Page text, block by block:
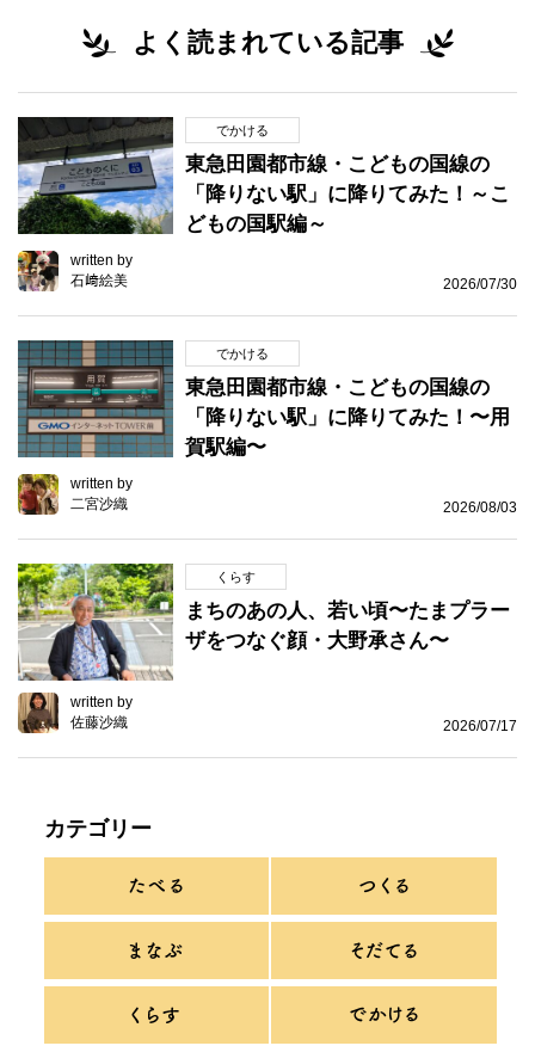
よく読まれている記事
でかける
東急田園都市線・こどもの国線の
「降りない駅」に降りてみた！～こ
どもの国駅編～
written by
石﨑絵美
2026/07/30
でかける
東急田園都市線・こどもの国線の
「降りない駅」に降りてみた！〜用
賀駅編〜
written by
二宮沙織
2026/08/03
くらす
まちのあの人、若い頃〜たまプラー
ザをつなぐ顔・大野承さん〜
written by
佐藤沙織
2026/07/17
カテゴリー